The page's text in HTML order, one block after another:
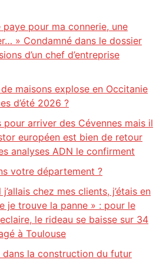
paye pour ma connerie, une
» Condamné dans le dossier
d’un chef d’entreprise
de maisons explose en Occitanie
d’été 2026 ?
pour arriver des Cévennes mais il
européen est bien de retour
analyses ADN le confirment
votre département ?
j’allais chez mes clients, j’étais en
je trouve la panne » : pour le
le rideau se baisse sur 34
à Toulouse
dans la construction du futur